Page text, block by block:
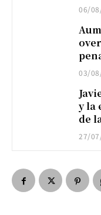
06/
03/
y la
de
27/